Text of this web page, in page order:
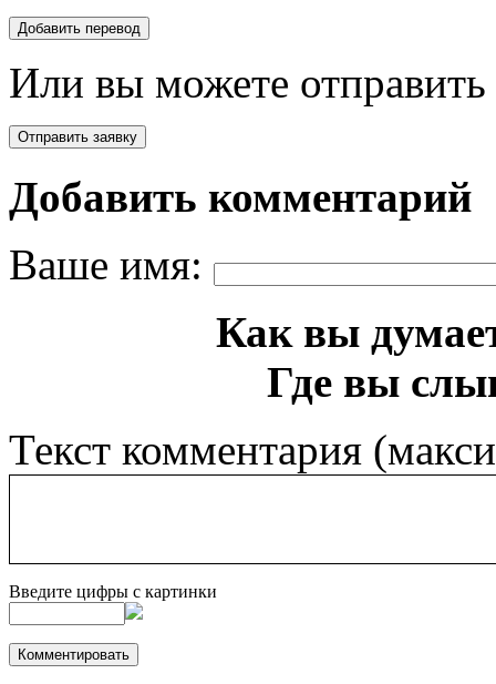
Или вы можете отправить
Добавить комментарий
Ваше имя:
Как вы
Где вы
Текст комментария
Введите цифры с картинки